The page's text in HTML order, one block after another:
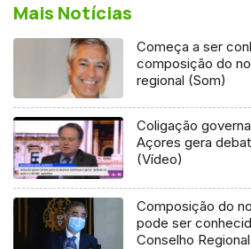
Mais Notícias
Começa a ser
composição do
regional (Som)
Coligação
Açores gera
(Vídeo)
Composição do
pode ser
Conselho